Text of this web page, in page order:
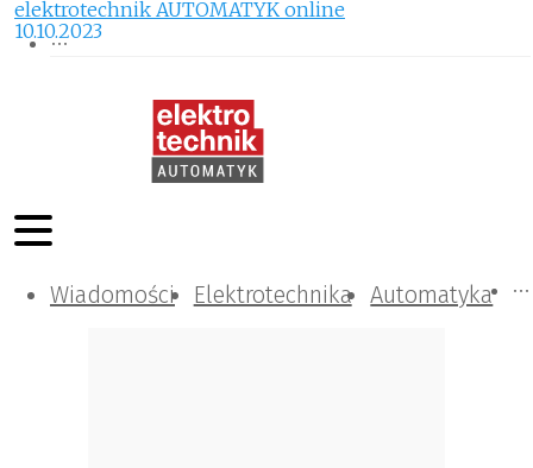
Wiadomości Elektrotechnika Automatyka
Komunikacja i IT
Kontrola
Tematy specjalne
elektrotechnik AUTOMATYK online
10.10.2023